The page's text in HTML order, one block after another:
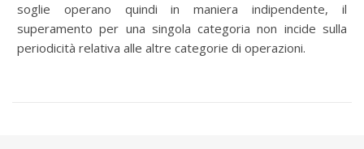
soglie operano quindi in maniera indipendente, il
superamento per una singola categoria non incide sulla
periodicità relativa alle altre categorie di operazioni.